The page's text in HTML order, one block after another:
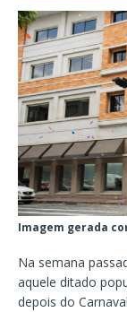
Imagem gerada
Na semana
aquele ditado
depois do